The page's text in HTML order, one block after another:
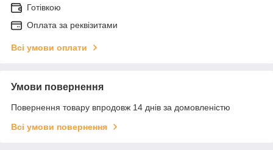
Готівкою
Оплата за реквізитами
Всі умови оплати
Умови повернення
Повернення товару впродовж 14 днів за домовленістю
Всі умови повернення